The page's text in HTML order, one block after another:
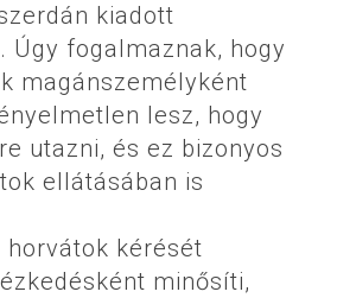
kiadott
Úgy fogalmaznak, hogy
magánszemélyként
lesz, hogy
utazni, és ez bizonyos
ellátásában is
horvátok kérését
minősíti,